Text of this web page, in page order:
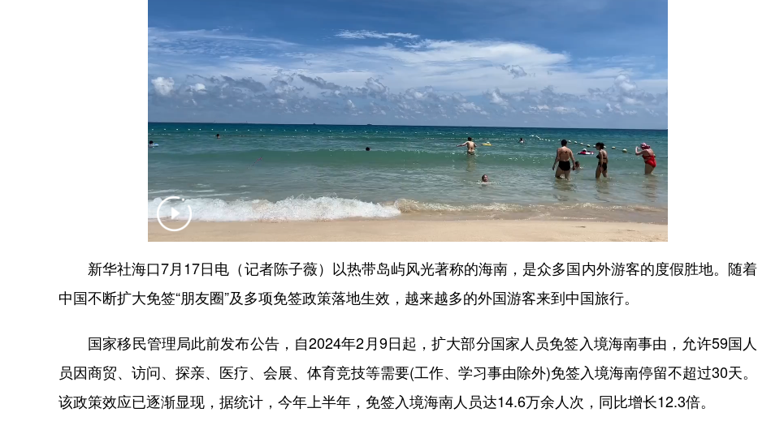
新华社海口7月17日电（记者陈子薇）以热带岛屿风光著称的海南，是众多国内外游客的度假胜地。随着
中国不断扩大免签“朋友圈”及多项免签政策落地生效，越来越多的外国游客来到中国旅行。
国家移民管理局此前发布公告，自2024年2月9日起，扩大部分国家人员免签入境海南事由，允许59国人
员因商贸、访问、探亲、医疗、会展、体育竞技等需要(工作、学习事由除外)免签入境海南停留不超过30天。
该政策效应已逐渐显现，据统计，今年上半年，免签入境海南人员达14.6万余人次，同比增长12.3倍。